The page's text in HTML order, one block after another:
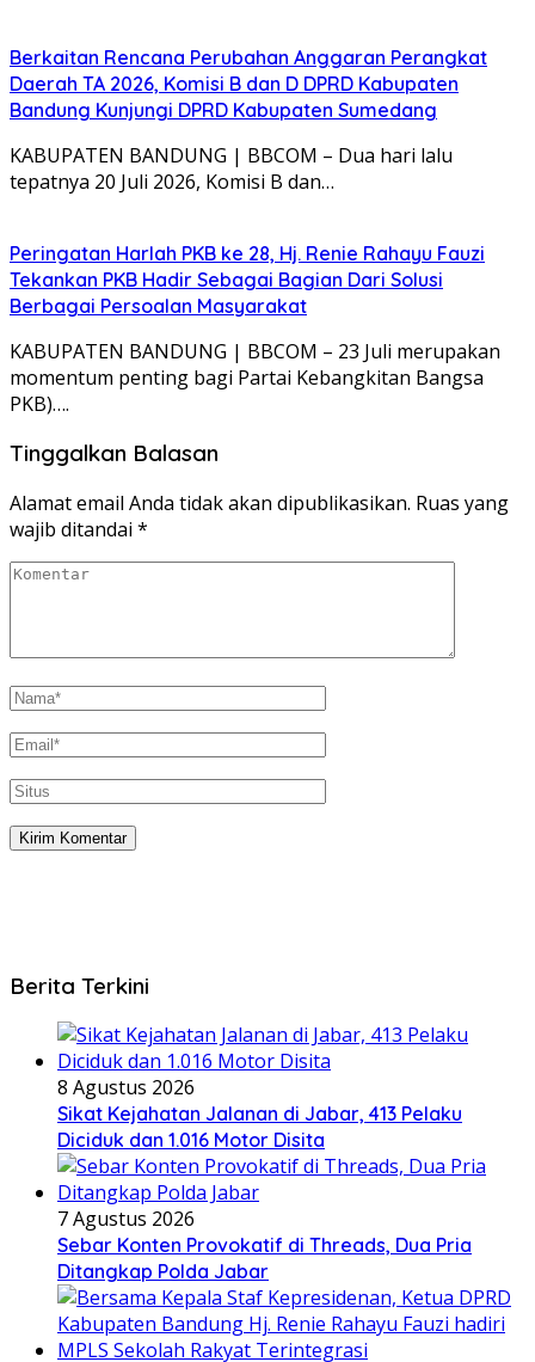
Berkaitan Rencana Perubahan Anggaran Perangkat
Daerah TA 2026, Komisi B dan D DPRD Kabupaten
Bandung Kunjungi DPRD Kabupaten Sumedang
KABUPATEN BANDUNG | BBCOM – Dua hari lalu
tepatnya 20 Juli 2026, Komisi B dan…
Peringatan Harlah PKB ke 28, Hj. Renie Rahayu Fauzi
Tekankan PKB Hadir Sebagai Bagian Dari Solusi
Berbagai Persoalan Masyarakat
KABUPATEN BANDUNG | BBCOM – 23 Juli merupakan
momentum penting bagi Partai Kebangkitan Bangsa
PKB)….
Tinggalkan Balasan
Alamat email Anda tidak akan dipublikasikan. Ruas yang
wajib ditandai *
Berita Terkini
8 Agustus 2026
Sikat Kejahatan Jalanan di Jabar, 413 Pelaku
Diciduk dan 1.016 Motor Disita
7 Agustus 2026
Sebar Konten Provokatif di Threads, Dua Pria
Ditangkap Polda Jabar